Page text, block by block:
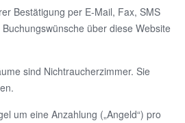
Bestätigung per E-Mail, Fax, SMS
über diese Website
sind Nichtraucherzimmer. Sie
um eine Anzahlung („Angeld“) pro